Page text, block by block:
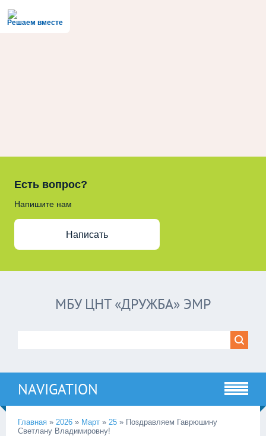
Решаем вместе
Есть вопрос?
Напишите нам
Написать
МБУ ЦНТ «ДРУЖБА» ЭМР
NAVIGATION
Главная » 2026 » Март » 25 » Поздравляем Гаврюшину
Светлану Владимировну!